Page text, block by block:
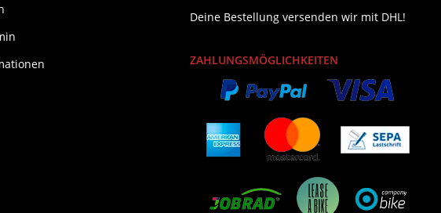
Deine Bestellung versenden wir mit DHL!
ZAHLUNGSMÖGLICHKEITEN